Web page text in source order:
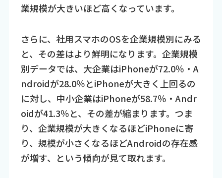
業規模が大きいほど高くなっています。
さらに、社用スマホのOSを企業規模別にみる
と、その差はより鮮明になります。企業規模
別データでは、大企業はiPhoneが72.0％・A
ndroidが28.0％とiPhoneが大きく上回るの
に対し、中小企業はiPhoneが58.7％・Andr
oidが41.3％と、その差が縮まります。つま
り、企業規模が大きくなるほどiPhoneに寄
り、規模が小さくなるほどAndroidの存在感
が増す、という傾向が見て取れます。